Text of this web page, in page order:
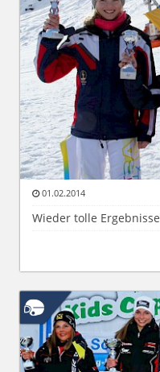
01.02.2014
Wieder tolle Ergebnisse